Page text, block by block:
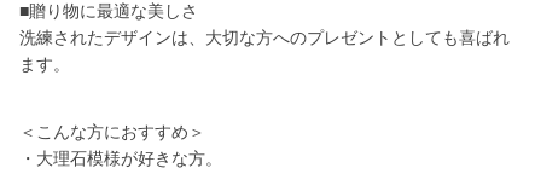
■贈り物に最適な美しさ
洗練されたデザインは、大切な方へのプレゼントとしても喜ばれ
ます。
＜こんな方におすすめ＞
・大理石模様が好きな方。